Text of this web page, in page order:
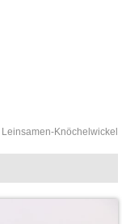
Leinsamen-Knöchelwickel